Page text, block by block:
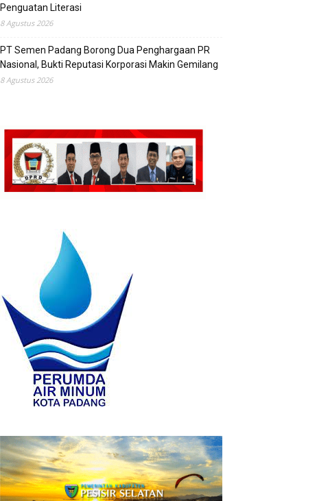
Penguatan Literasi
8 Agustus 2026
PT Semen Padang Borong Dua Penghargaan PR
Nasional, Bukti Reputasi Korporasi Makin Gemilang
8 Agustus 2026